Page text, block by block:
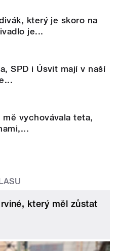
který je skoro na
je...
SPD i Úsvit mají v naší
vychovávala teta,
který měl zůstat